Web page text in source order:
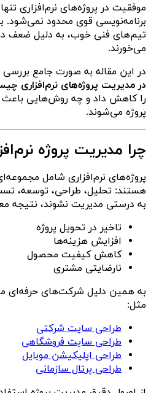
موفقیت در پروژه‌های نرم‌افزاری
برنامه‌نویسی قوی محدود نمی‌شود.
تیم‌های فنی خوب، به دلیل ضعف
می‌خورند.
در این مقاله به صورت جامع
در مدیریت پروژه‌های نرم‌افزاری
را کاهش داد و چه روش‌هایی باعث
پروژه می‌شوند.
چرا مدیریت پروژه
پروژه‌های نرم‌افزاری شامل
هستند: تحلیل، طراحی، توسعه،
به درستی مدیریت نشوند، نتیجه
تاخیر در تحویل پروژه
افزایش هزینه‌ها
کاهش کیفیت محصول
نارضایتی مشتری
به همین دلیل شرکت‌های حرفه‌ای
مثل:
طراحی سایت شرکتی
طراحی سایت فروشگاهی
طراحی اپلیکیشن موبایل
طراحی پرتال سازمانی